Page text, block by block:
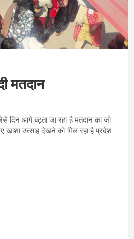
मतदान
दिन आगे बढ़ता जा रहा है मतदान का जो
उत्साह देखने को मिल रहा है प्रदेश